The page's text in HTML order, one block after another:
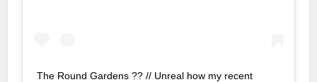
The Round Gardens ?? // Unreal how my recent